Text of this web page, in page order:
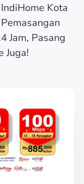
Kota
Jam, Pasang
Juga!